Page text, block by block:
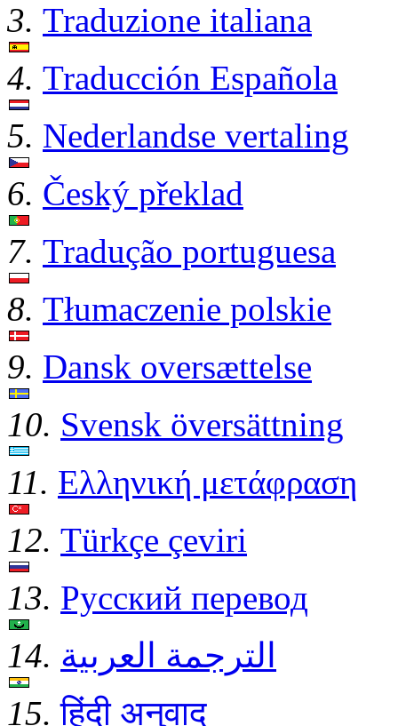
3. Traduzione italiana
4. Traducción Española
5. Nederlandse vertaling
6. Český překlad
7. Tradução portuguesa
8. Tłumaczenie polskie
9. Dansk oversættelse
10. Svensk översättning
11. Ελληνική μετάφραση
12. Türkçe çeviri
13. Русский перевод
14. الترجمة العربية
15. हिंदी अनुवाद